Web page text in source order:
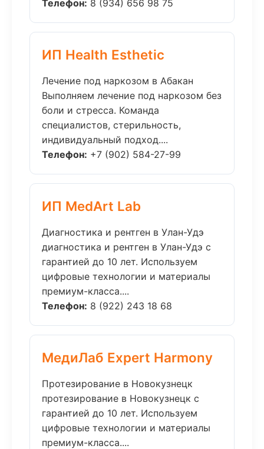
Телефон: 8 (934) 656 98 75
ИП Health Esthetic
Лечение под наркозом в Абакан
Выполняем лечение под наркозом без
боли и стресса. Команда
специалистов, стерильность,
индивидуальный подход....
Телефон: +7 (902) 584-27-99
ИП MedArt Lab
Диагностика и рентген в Улан-Удэ
диагностика и рентген в Улан-Удэ с
гарантией до 10 лет. Используем
цифровые технологии и материалы
премиум-класса....
Телефон: 8 (922) 243 18 68
МедиЛаб Expert Harmony
Протезирование в Новокузнецк
протезирование в Новокузнецк с
гарантией до 10 лет. Используем
цифровые технологии и материалы
премиум-класса....